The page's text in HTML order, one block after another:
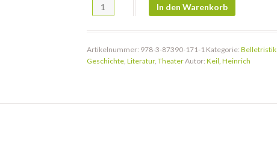
Kriegsjahre 1939-1944 Menge
In den Warenkorb
Artikelnummer: 978-3-87390-171-1 Kategorie:Belletristik
Geschichte,Literatur,TheaterAutor:Keil, Heinrich